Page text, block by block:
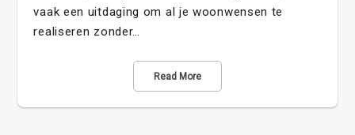
vaak een uitdaging om al je woonwensen te
realiseren zonder…
Read More